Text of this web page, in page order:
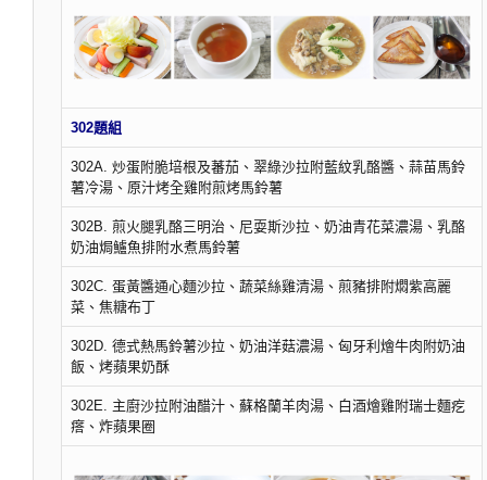
302題組
302A. 炒蛋附脆培根及蕃茄、翠綠沙拉附藍紋乳酪醬、蒜苗馬鈴
薯冷湯、原汁烤全雞附煎烤馬鈴薯
302B. 煎火腿乳酪三明治、尼耍斯沙拉、奶油青花菜濃湯、乳酪
奶油焗鱸魚排附水煮馬鈴薯
302C. 蛋黃醬通心麵沙拉、蔬菜絲雞清湯、煎豬排附燜紫高麗
菜、焦糖布丁
302D. 德式熱馬鈴薯沙拉、奶油洋菇濃湯、匈牙利燴牛肉附奶油
飯、烤蘋果奶酥
302E. 主廚沙拉附油醋汁、蘇格蘭羊肉湯、白酒燴雞附瑞士麵疙
瘩、炸蘋果圈